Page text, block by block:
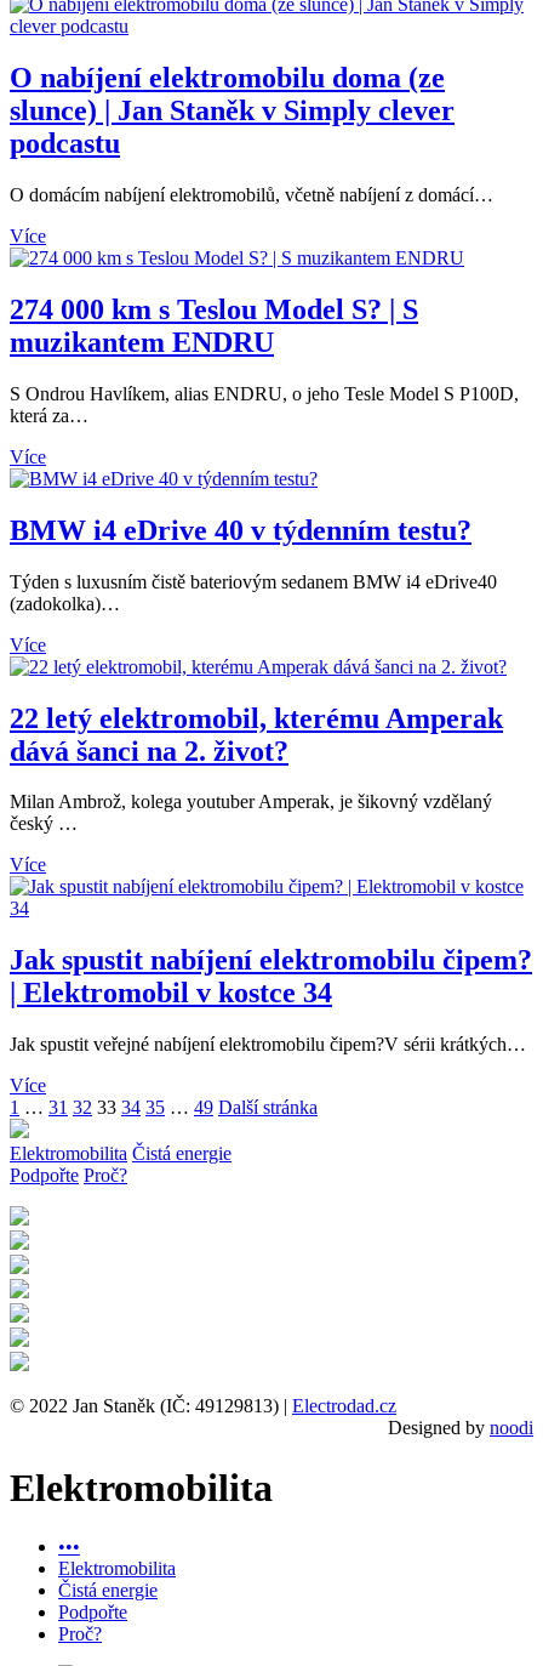
O nabíjení elektromobilu doma (ze
slunce) | Jan Staněk v Simply clever
podcastu
O domácím nabíjení elektromobilů, včetně nabíjení z domácí…
Více
274 000 km s Teslou Model S? | S
muzikantem ENDRU
S Ondrou Havlíkem, alias ENDRU, o jeho Tesle Model S P100D,
která za…
Více
BMW i4 eDrive 40 v týdenním testu?
Týden s luxusním čistě bateriovým sedanem BMW i4 eDrive40
(zadokolka)…
Více
22 letý elektromobil, kterému Amperak
dává šanci na 2. život?
Milan Ambrož, kolega youtuber Amperak, je šikovný vzdělaný
český …
Více
Jak spustit nabíjení elektromobilu čipem?
| Elektromobil v kostce 34
Jak spustit veřejné nabíjení elektromobilu čipem?V sérii krátkých…
Více
1 … 31 32 33 34 35 … 49 Další stránka
Elektromobilita Čistá energie
Podpořte Proč?
© 2022 Jan Staněk (IČ: 49129813) | Electrodad.cz
Designed by noodi
Elektromobilita
•••
Elektromobilita
Čistá energie
Podpořte
Proč?